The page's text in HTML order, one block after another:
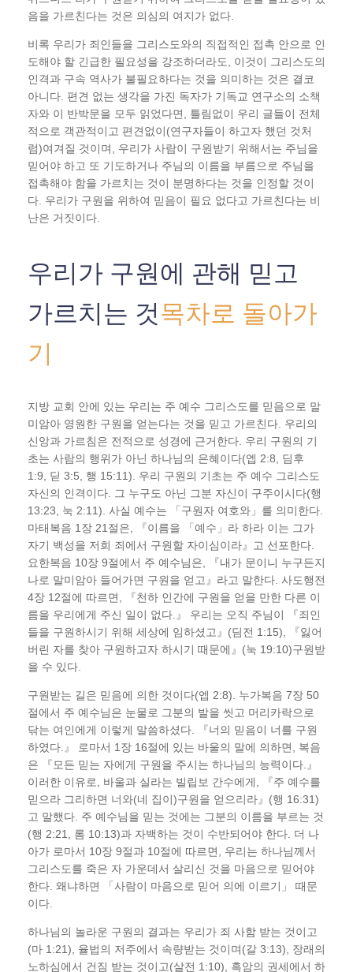
음을 가르친다는 것은 의심의 여지가 없다.
비록 우리가 죄인들을 그리스도와의 직접적인 접촉 안으로 인
도해야 할 긴급한 필요성을 강조하더라도, 이것이 그리스도의
인격과 구속 역사가 불필요하다는 것을 의미하는 것은 결코
아니다. 편견 없는 생각을 가진 독자가 기독교 연구소의 소책
자와 이 반박문을 모두 읽었다면, 틀림없이 우리 글들이 전체
적으로 객관적이고 편견없이(연구자들이 하고자 했던 것처
럼)여겨질 것이며, 우리가 사람이 구원받기 위해서는 주님을
믿어야 하고 또 기도하거나 주님의 이름을 부름으로 주님을
접촉해야 함을 가르치는 것이 분명하다는 것을 인정할 것이
다. 우리가 구원을 위하여 믿음이 필요 없다고 가르친다는 비
난은 거짓이다.
우리가 구원에 관해 믿고
가르치는 것목차로 돌아가
기
지방 교회 안에 있는 우리는 주 예수 그리스도를 믿음으로 말
미암아 영원한 구원을 얻는다는 것을 믿고 가르친다. 우리의
신앙과 가르침은 전적으로 성경에 근거한다. 우리 구원의 기
초는 사람의 행위가 아닌 하나님의 은혜이다(엡 2:8, 딤후
1:9, 딛 3:5, 행 15:11). 우리 구원의 기초는 주 예수 그리스도
자신의 인격이다. 그 누구도 아닌 그분 자신이 구주이시다(행
13:23, 눅 2:11). 사실 예수는 「구원자 여호와」를 의미한다.
마태복음 1장 21절은, 『이름을 「예수」라 하라 이는 그가
자기 백성을 저희 죄에서 구원할 자이심이라』고 선포한다.
요한복음 10장 9절에서 주 예수님은, 『내가 문이니 누구든지
나로 말미암아 들어가면 구원을 얻고』라고 말한다. 사도행전
4장 12절에 따르면, 『천하 인간에 구원을 얻을 만한 다른 이
름을 우리에게 주신 일이 없다.』 우리는 오직 주님이 『죄인
들을 구원하시기 위해 세상에 임하셨고』(딤전 1:15), 『잃어
버린 자를 찾아 구원하고자 하시기 때문에』(눅 19:10)구원받
을 수 있다.
구원받는 길은 믿음에 의한 것이다(엡 2:8). 누가복음 7장 50
절에서 주 예수님은 눈물로 그분의 발을 씻고 머리카락으로
닦는 여인에게 이렇게 말씀하셨다. 『너의 믿음이 너를 구원
하였다.』 로마서 1장 16절에 있는 바울의 말에 의하면, 복음
은 『모든 믿는 자에게 구원을 주시는 하나님의 능력이다.』
이러한 이유로, 바울과 실라는 빌립보 간수에게, 『주 예수를
믿으라 그리하면 너와(네 집이)구원을 얻으리라』(행 16:31)
고 말했다. 주 예수님을 믿는 것에는 그분의 이름을 부르는 것
(행 2:21, 롬 10:13)과 자백하는 것이 수반되어야 한다. 더 나
아가 로마서 10장 9절과 10절에 따르면, 우리는 하나님께서
그리스도를 죽은 자 가운데서 살리신 것을 마음으로 믿어야
한다. 왜냐하면 「사람이 마음으로 믿어 의에 이르기」 때문
이다.
하나님의 놀라운 구원의 결과는 우리가 죄 사함 받는 것이고
(마 1:21), 율법의 저주에서 속량받는 것이며(갈 3:13), 장래의
노하심에서 건짐 받는 것이고(살전 1:10), 흑암의 권세에서 하